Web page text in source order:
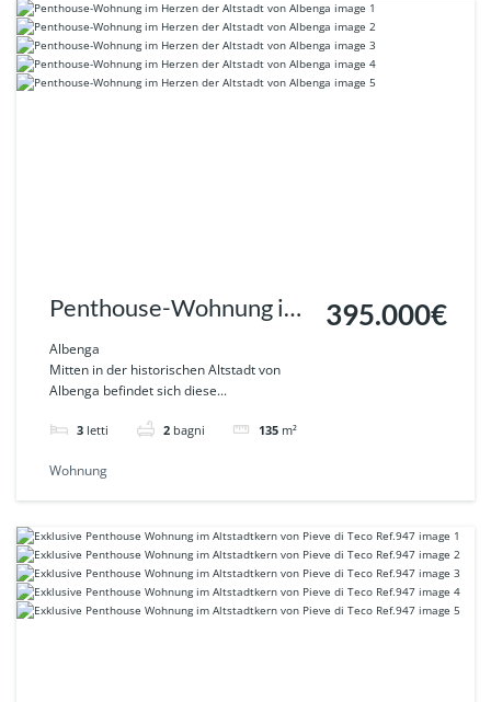
Penthouse-Wohnung im
Herzen der Altstadt von
Albenga
Albenga
Mitten in der historischen Altstadt von
Albenga befindet sich diese...
3 letti 2 bagni 135 m²
395.000€
Wohnung